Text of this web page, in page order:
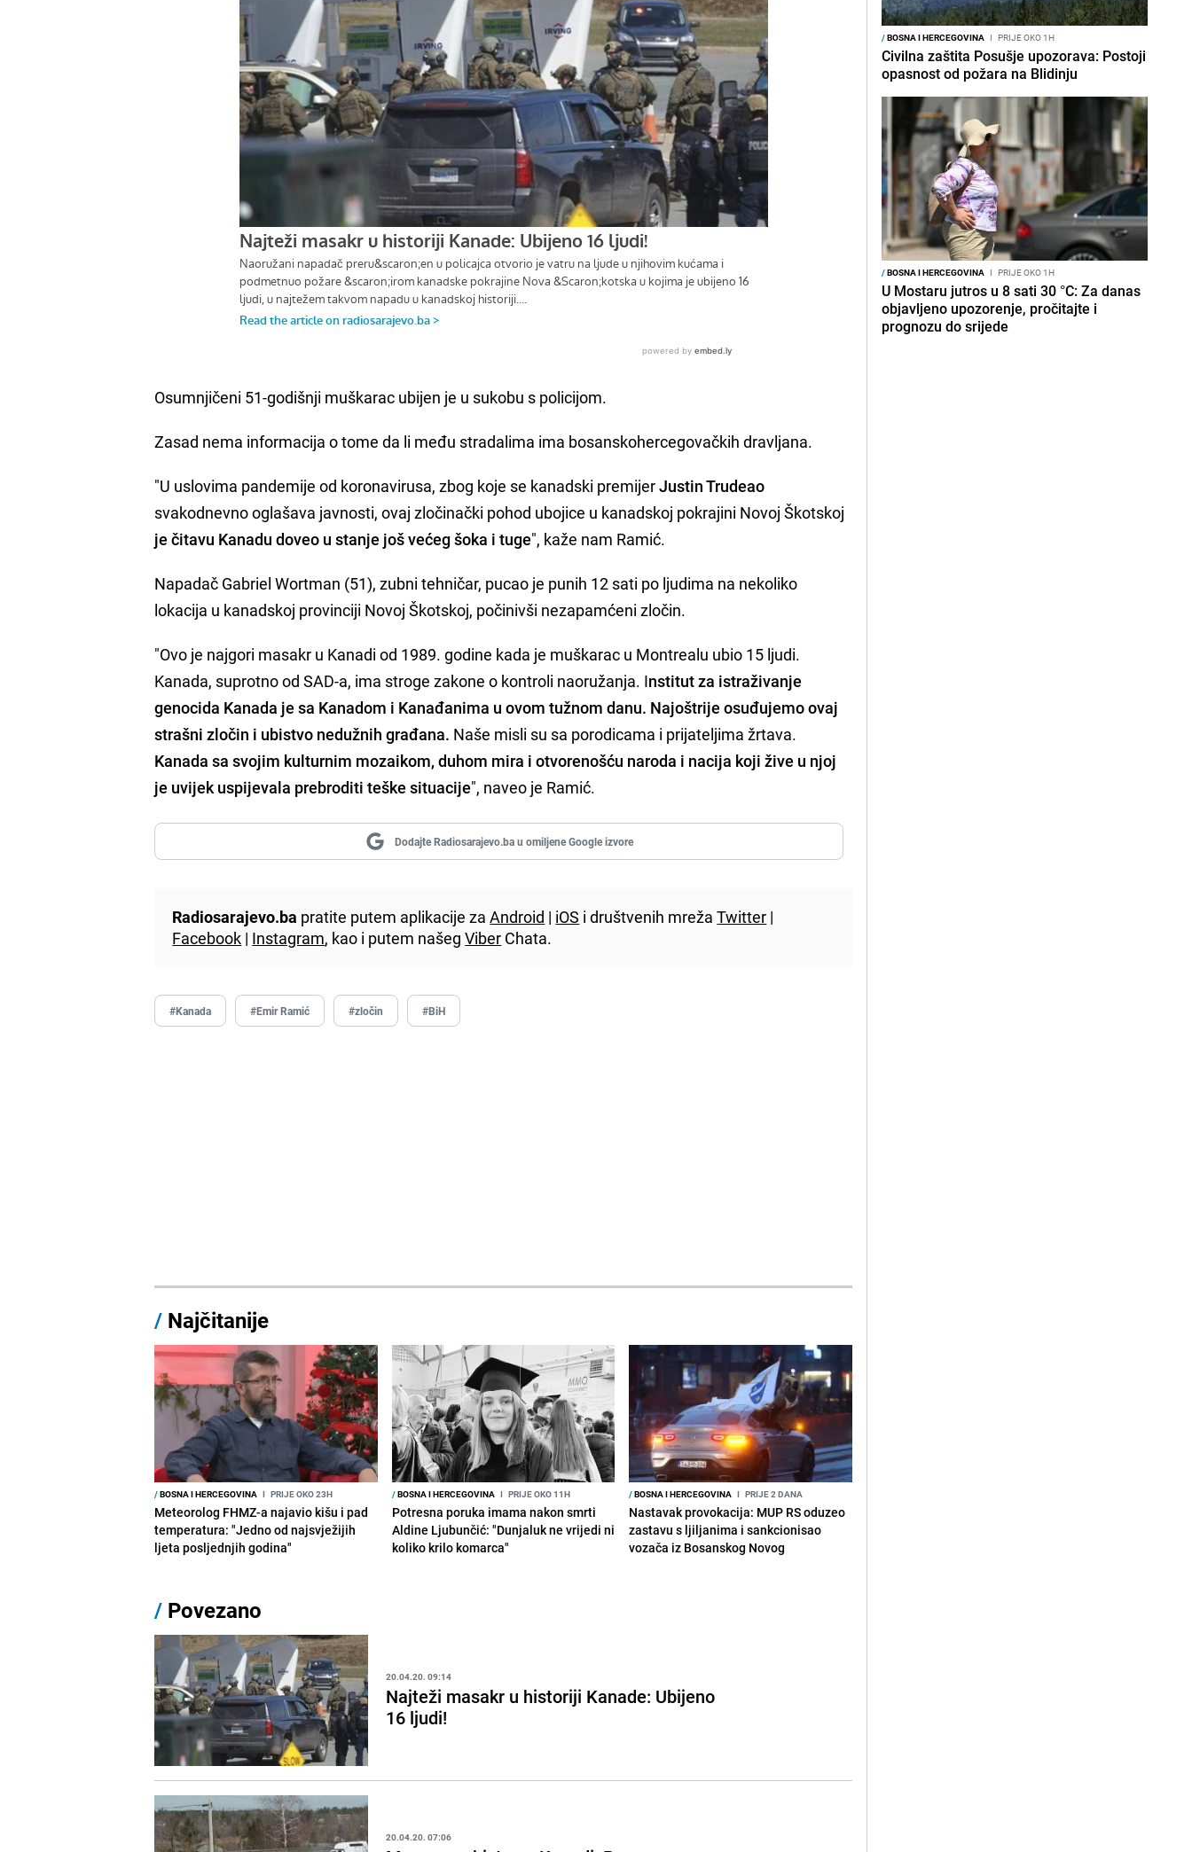
Osumnjičeni 51-godišnji muškarac ubijen je u sukobu s policijom.
Zasad nema informacija o tome da li među stradalima ima bosanskohercegovačkih dravljana.
"U uslovima pandemije od koronavirusa, zbog koje se kanadski premijerJustin Trudeao
svakodnevno oglašava javnosti, ovaj zločinački pohod ubojice u kanadskoj pokrajini Novoj Škotskoj
je čitavu Kanadu doveo u stanje još većeg šoka i tuge", kaže nam Ramić.
Napadač Gabriel Wortman (51), zubni tehničar, pucao je punih 12 sati po ljudima na nekoliko
lokacija u kanadskoj provinciji Novoj Škotskoj, počinivši nezapamćeni zločin.
"Ovo je najgori masakr u Kanadi od 1989. godine kada je muškarac u Montrealu ubio 15 ljudi.
Kanada, suprotno od SAD-a, ima stroge zakone o kontroli naoružanja. Institut za istraživanje
genocida Kanada je sa Kanadom i Kanađanima u ovom tužnom danu. Najoštrije osuđujemo ovaj
strašni zločin i ubistvo nedužnih građana. Naše misli su sa porodicama i prijateljima žrtava.
Kanada sa svojim kulturnim mozaikom, duhom mira i otvorenošću naroda i nacija koji žive u njoj
je uvijek uspijevala prebroditi teške situacije", naveo je Ramić.
Dodajte Radiosarajevo.ba u omiljene Google izvore
Radiosarajevo.ba pratite putem aplikacije zaAndroid | iOS i društvenih mrežaTwitter |
Facebook | Instagram, kao i putem našegViber Chata.
#Kanada #Emir Ramić #zločin #BiH
/ Najčitanije
/BOSNA I HERCEGOVINA I PRIJE OKO 23H
Meteorolog FHMZ-a najavio kišu i pad
temperatura: "Jedno od najsvježijih
ljeta posljednjih godina"
/BOSNA I HERCEGOVINA I PRIJE OKO 11H
Potresna poruka imama nakon smrti
Aldine Ljubunčić: "Dunjaluk ne vrijedi ni
koliko krilo komarca"
/BOSNA I HERCEGOVINA I PRIJE 2 DANA
Nastavak provokacija: MUP RS oduzeo
zastavu s ljiljanima i sankcionisao
vozača iz Bosanskog Novog
/ Povezano
20.04.20. 09:14
Najteži masakr u historiji Kanade: Ubijeno
16 ljudi!
20.04.20. 07:06
/BOSNA I HERCEGOVINA I PRIJE OKO 1H
Civilna zaštita Posušje upozorava: Postoji
opasnost od požara na Blidinju
/BOSNA I HERCEGOVINA I PRIJE OKO 1H
U Mostaru jutros u 8 sati 30 °C: Za danas
objavljeno upozorenje, pročitajte i
prognozu do srijede